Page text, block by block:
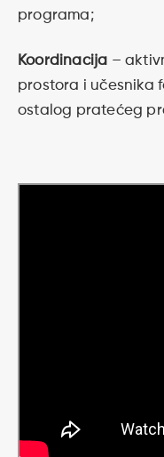
programa;
Koordinacija –
prostora i učesnika
ostalog pratećeg